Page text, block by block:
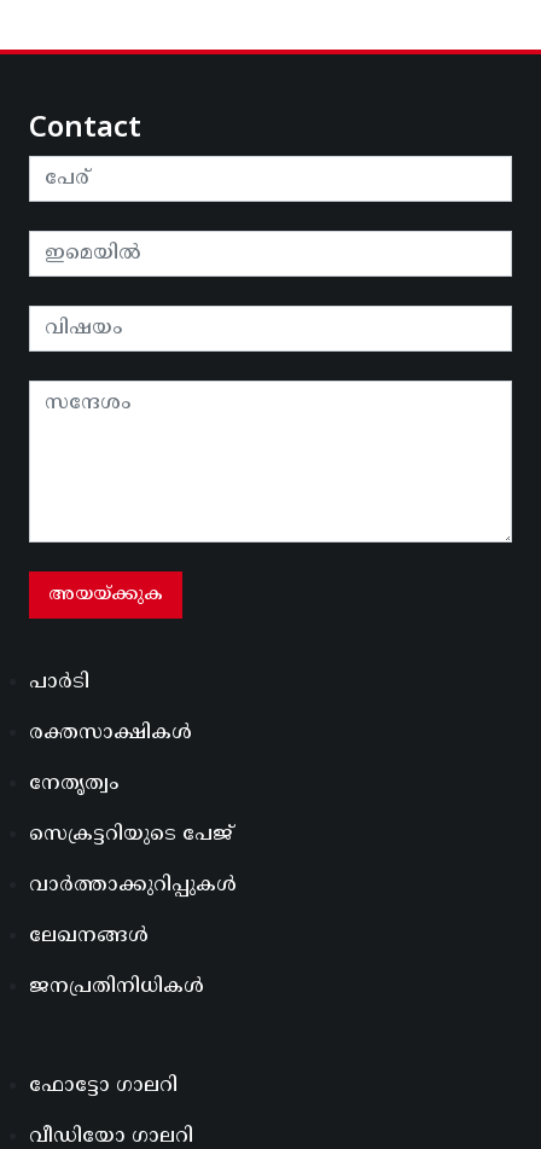
Contact
പാർടി
രക്തസാക്ഷികൾ
നേതൃത്വം
സെക്രട്ടറിയുടെ പേജ്
വാർത്താക്കുറിപ്പുകൾ
ലേഖനങ്ങൾ
ജനപ്രതിനിധികൾ
ഫോട്ടോ ഗാലറി
വീഡിയോ ഗാലറി